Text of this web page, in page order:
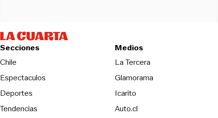
Secciones
Chile
Espectaculos
Deportes
Tendencias
Medios
La TerceraOpens in new
Glamorama
Icarito
Auto.cl